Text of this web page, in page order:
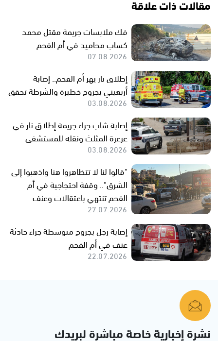
مقالات ذات علاقة
فك ملابسات جريمة مقتل محمد
كساب محاميد في أم الفحم
07.08.2026
إطلاق نار يهز أم الفحم.. إصابة
أربعيني بجروح خطيرة والشرطة تحقق
03.08.2026
إصابة شاب جراء جريمة إطلاق نار في
عرعرة المثلث ونقله للمستشفى
03.08.2026
"قالوا لنا لا تتظاهروا هنا واذهبوا إلى
الشرق".. وقفة احتجاجية في أم
الفحم تنتهي باعتقالات وعنف
27.07.2026
إصابة رجل بجروح متوسطة جراء حادثة
عنف في أم الفحم
22.07.2026
نشرة إخبارية خاصة مباشرة لبريدك